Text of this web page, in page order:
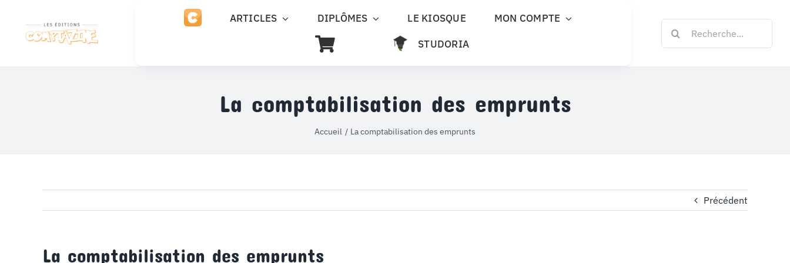
contenu
ARTICLES DIPLÔMES LE KIOSQUE
MON COMPTE
STUDORIA
La comptabilisation des emprunts
Accueil La comptabilisation des emprunts
Précédent
La comptabilisation des emprunts